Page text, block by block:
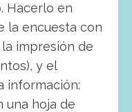
Hacerlo en
la encuesta con
impresión de
y el
información:
una hoja de